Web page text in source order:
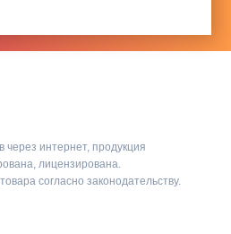
через интернет, продукция
лицензирована.
согласно законодательству.